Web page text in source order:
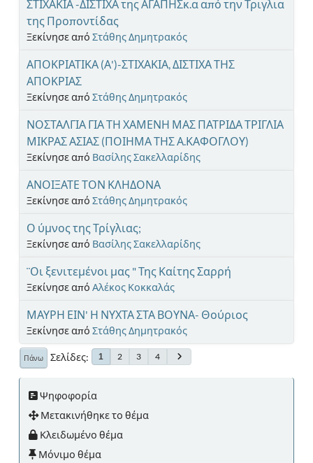
ΣΤΙΧΑΚΙΑ -ΔΙΣΤΙΧΑ της ΑΓΑΠΗΣκ.α από την Τριγλια
της Προποντίδας
Ξεκίνησε από Στάθης Δημητρακός
ΑΠΟΚΡΙΑΤΙΚΑ (Α')-ΣΤΙΧΑΚΙΑ, ΔΙΣΤΙΧΑ ΤΗΣ
ΑΠΟΚΡΙΑΣ
Ξεκίνησε από Στάθης Δημητρακός
ΝΟΣΤΑΛΓΙΑ ΓΙΑ ΤΗ ΧΑΜΕΝΗ ΜΑΣ ΠΑΤΡΙΔΑ ΤΡΙΓΛΙΑ
ΜΙΚΡΑΣ ΑΣΙΑΣ (ΠΟΙΗΜΑ ΤΗΣ Α.ΚΑΦΟΓΛΟΥ)
Ξεκίνησε από Βασίλης Σακελλαρίδης
ΑΝΟΙΞΑΤΕ ΤΟΝ ΚΛΗΔΟΝΑ
Ξεκίνησε από Στάθης Δημητρακός
Ο ύμνος της Τρίγλιας;
Ξεκίνησε από Βασίλης Σακελλαρίδης
¨Οι ξενιτεμένοι μας " Της Καίτης Σαρρή
Ξεκίνησε από Αλέκος Κοκκαλάς
ΜΑΥΡΗ ΕΙΝ' Η ΝΥΧΤΑ ΣΤΑ ΒΟΥΝΑ- Θούριος
Ξεκίνησε από Στάθης Δημητρακός
Πάνω Σελίδες 1 2 3 4
Ψηφοφορία
Μετακινήθηκε το θέμα
Κλειδωμένο θέμα
Μόνιμο θέμα